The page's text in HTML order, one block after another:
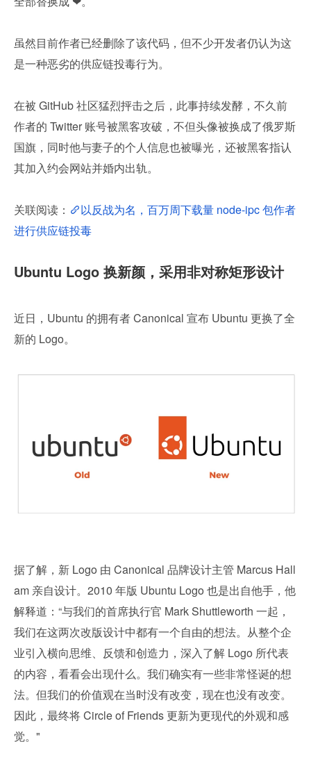
虽然目前作者已经删除了该代码，但不少开发者仍认为这
是一种恶劣的供应链投毒行为。
在被 GitHub 社区猛烈抨击之后，此事持续发酵，不久前
作者的 Twitter 账号被黑客攻破，不但头像被换成了俄罗斯
国旗，同时他与妻子的个人信息也被曝光，还被黑客指认
其加入约会网站并婚内出轨。
关联阅读：
以反战为名，百万周下载量 node-ipc 包作者
进行供应链投毒
Ubuntu Logo 换新颜，采用非对称矩形设计
近日，Ubuntu 的拥有者 Canonical 宣布 Ubuntu 更换了全
新的 Logo。
据了解，新 Logo 由 Canonical 品牌设计主管 Marcus Hall
am 亲自设计。2010 年版 Ubuntu Logo 也是出自他手，他
解释道：“与我们的首席执行官 Mark Shuttleworth 一起，
我们在这两次改版设计中都有一个自由的想法。从整个企
业引入横向思维、反馈和创造力，深入了解 Logo 所代表
的内容，看看会出现什么。我们确实有一些非常怪诞的想
法。但我们的价值观在当时没有改变，现在也没有改变。
因此，最终将 Circle of Friends 更新为更现代的外观和感
觉。"